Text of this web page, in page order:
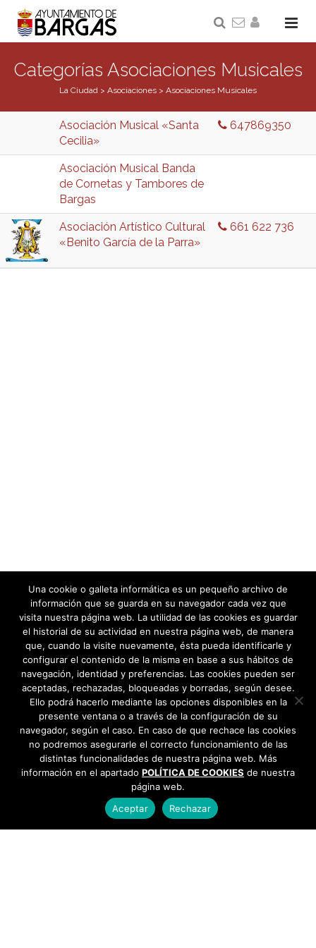
Categorías Asociaciones Musicales
La Ciudad > Asociaciones > Asociaciones Musicales
Asociación Musical «Santa
Cecilia»
647869350
Asociación Musical Banda
de Cornetas y Tambores de
Bargas
Asociación Artístico Cultural
«Benito García de la Parra»
661 622 736
Una cookie o galleta informática es un pequeño archivo de
información que se guarda en su navegador cada vez que
visita nuestra página web. La utilidad de las cookies es guardar
el historial de su actividad en nuestra página web, de manera
que, cuando la visite nuevamente, ésta pueda identificarle y
configurar el contenido de la misma en base a sus hábitos de
navegación, identidad y preferencias. Las cookies pueden ser
aceptadas, rechazadas, bloqueadas y borradas, según desee.
Ello podrá hacerlo mediante las opciones disponibles en la
presente ventana o a través de la configuración de su
navegador, según el caso. En caso de que rechace las cookies
no podremos asegurarle el correcto funcionamiento de las
distintas funcionalidades de nuestra página web. Más
información en el apartado POLÍTICA DE COOKIES de nuestra
página web.
Aceptar
Rechazar